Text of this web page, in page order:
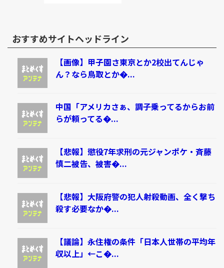
おすすめサイトヘッドライン
【画像】甲子園さ東京とか2校出てんじゃ
ん？なら鳥取とか�...
中国「アメリカさぁ、調子乗ってるからお前
らが頼ってる�...
【悲報】懲役7年求刑の元ジャンポケ・斉藤
慎二被告、被害�...
【悲報】大阪府警の犯人射殺動画、全く撃ち
殺す必要なか�...
【議論】永住権の条件「日本人世帯の平均年
収以上」←こ�...